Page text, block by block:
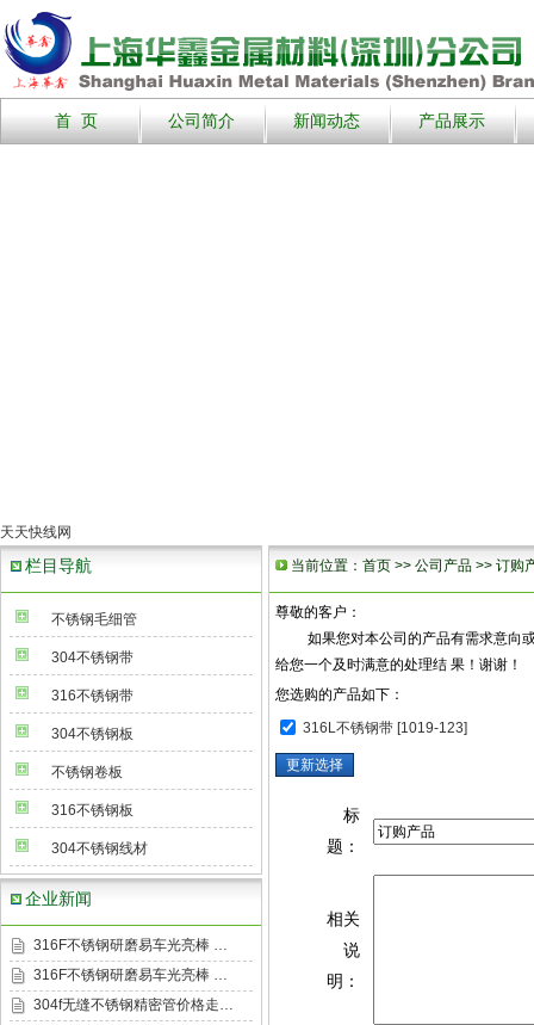
首 页 公司简介 新闻动态 产品展示
天天快线网
栏目导航
不锈钢毛细管
304不锈钢带
316不锈钢带
304不锈钢板
不锈钢卷板
316不锈钢板
304不锈钢线材
企业新闻
316F不锈钢研磨易车光亮棒 …
316F不锈钢研磨易车光亮棒 …
304f无缝不锈钢精密管价格走…
当前位置： 首页 >> 公司产品 >> 订购
尊敬的客户：
如果您对本公司的产品有需求意向或
给您一个及时满意的处理结 果！谢谢！
您选购的产品如下：
316L不锈钢带 [1019-123]
标
题：
相关
说
明：